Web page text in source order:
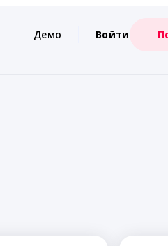
Демо Войти